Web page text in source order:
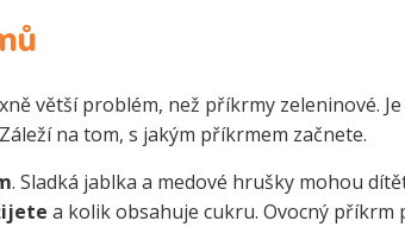
větší problém, než příkrmy zeleninové.
na tom, s jakým příkrmem začnete.
. Sladká jablka a medové hrušky mohou
a kolik obsahuje cukru. Ovocný